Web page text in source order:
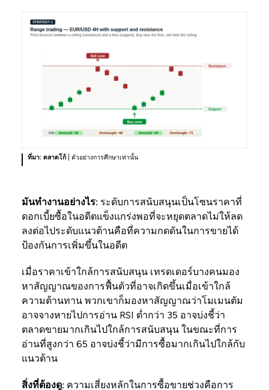
ที่มา: ตลาดโก้ | ตัวอย่างการศึกษาเท่านั้น
มันทำงานอย่างไร: ระดับการสนับสนุนเป็นโซนราคาที่
ดอกเบี้ยซื้อในอดีตแข็งแกร่งพอที่จะหยุดตลาดไม่ให้ลด
ลงต่อไประดับแนวต้านคือที่ความกดดันในการขายได้
ป้องกันการเพิ่มขึ้นในอดีต
เมื่อราคาเข้าใกล้การสนับสนุน เทรดเดอร์บางคนมอง
หาสัญญาณของการฟื้นตัวที่อาจเกิดขึ้นเมื่อเข้าใกล้
ความต้านทาน พวกเขาก็มองหาสัญญาณว่าโมเมนตัม
อาจจางหายไปการอ่าน RSI ต่ำกว่า 35 อาจบ่งชี้ว่า
ตลาดขายมากเกินไปใกล้การสนับสนุน ในขณะที่การ
อ่านที่สูงกว่า 65 อาจบ่งชี้ว่ามีการซื้อมากเกินไปใกล้กับ
แนวต้าน
สิ่งที่ต้องดู: ความเสี่ยงหลักในการซื้อขายช่วงคือการ